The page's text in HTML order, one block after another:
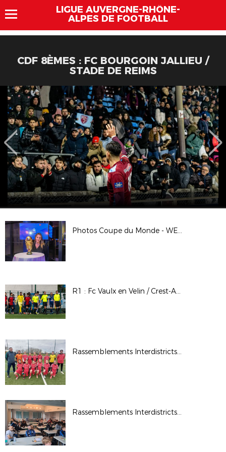
LIGUE AUVERGNE-RHÔNE-
ALPES DE FOOTBALL
CDF 8ÈMES : FC BOURGOIN JALLIEU /
STADE DE REIMS
Photos Coupe du Monde - WE des Bénévoles à Clairefontaine - Mars 2026
R1 : Fc Vaulx en Velin / Crest-Aouste
Rassemblements Interdistricts U13F - Fév. 2026
Rassemblements Interdistricts arbitres - Déc. 2025